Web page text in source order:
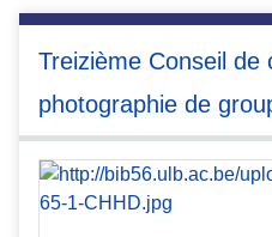
Treizième Conseil de
photographie de